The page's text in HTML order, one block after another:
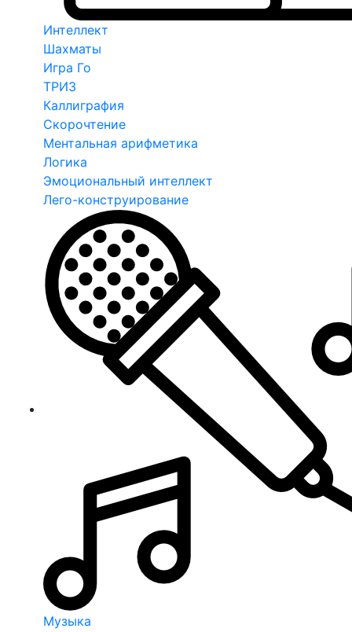
Интеллект
Шахматы
Игра Го
ТРИЗ
Каллиграфия
Скорочтение
Ментальная арифметика
Логика
Эмоциональный интеллект
Лего-конструирование
Музыка